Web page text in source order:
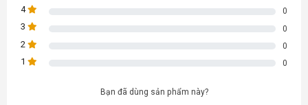
4 0
3 0
2 0
1 0
Bạn đã dùng sản phẩm này?